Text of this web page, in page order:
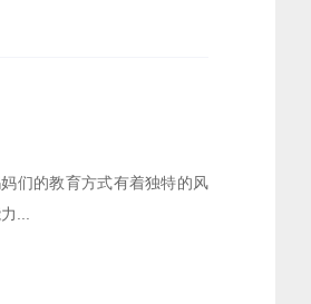
们的教育方式有着独特的风
...